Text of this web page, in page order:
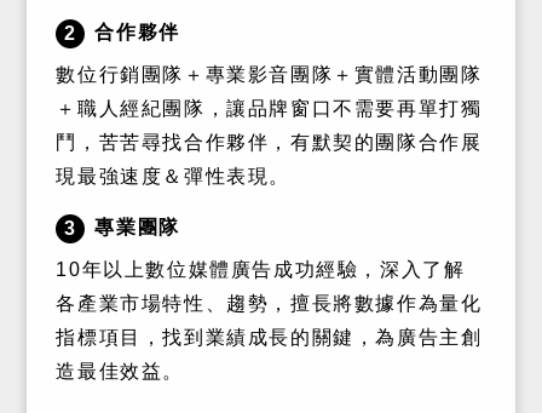
2 合作夥伴
數位行銷團隊＋專業影音團隊＋實體活動團隊
＋職人經紀團隊，讓品牌窗口不需要再單打獨
鬥，苦苦尋找合作夥伴，有默契的團隊合作展
現最強速度＆彈性表現。
3 專業團隊
10年以上數位媒體廣告成功經驗，深入了解
各產業市場特性、趨勢，擅長將數據作為量化
指標項目，找到業績成長的關鍵，為廣告主創
造最佳效益。